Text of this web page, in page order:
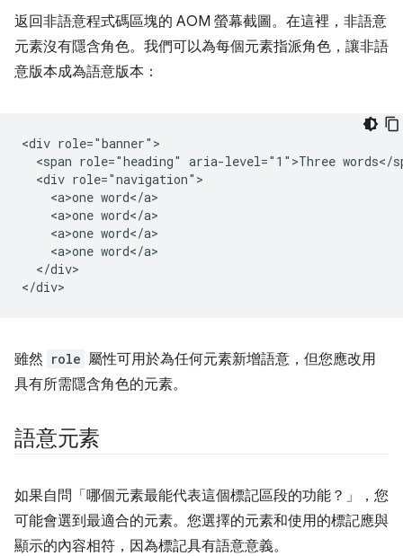
返回非語意程式碼區塊的 AOM 螢幕截圖。在這裡，非語意
元素沒有隱含角色。我們可以為每個元素指派角色，讓非語
意版本成為語意版本：
<div role="banner">
<span role="heading" aria-level="1">Three words</
  <div role="navigation">
    <a>one word</a>
    <a>one word</a>
    <a>one word</a>
    <a>one word</a>
  </div>
雖然 role 屬性可用於為任何元素新增語意，但您應改用
具有所需隱含角色的元素。
語意元素
如果自問「哪個元素最能代表這個標記區段的功能？」，您
可能會選到最適合的元素。您選擇的元素和使用的標記應與
顯示的內容相符，因為標記具有語意意義。